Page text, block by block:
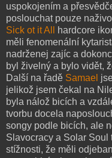
uspokojením a
poslouchat pouze
Sick ot it All
hardcore
měli fenomenální
nadrženej zajíc a
byl živelný a bylo vidět,
Další na řadě Samael
jelikož jsem čekal na
byla nálož bicích a
tvorbu docela
songy podle bicích, ale
Slavocracy a Solar
stížnosti, že měli